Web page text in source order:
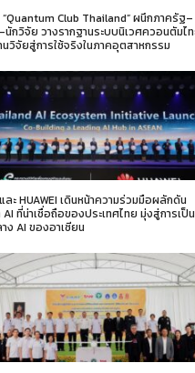
Club Thailand” ผนึกภาครัฐ–
นักวิจัย วางรากฐานระบบนิเวศควอนตัมไ
นวิจัยสู่การใช้จริงในภาคอุตสาหกรรม
ละ HUAWEI เดินหน้าความร่วมมือผลักดัน
ที่น่าเชื่อถือของประเทศไทย มุ่งสู่การเป็น
ง AI ของอาเซียน